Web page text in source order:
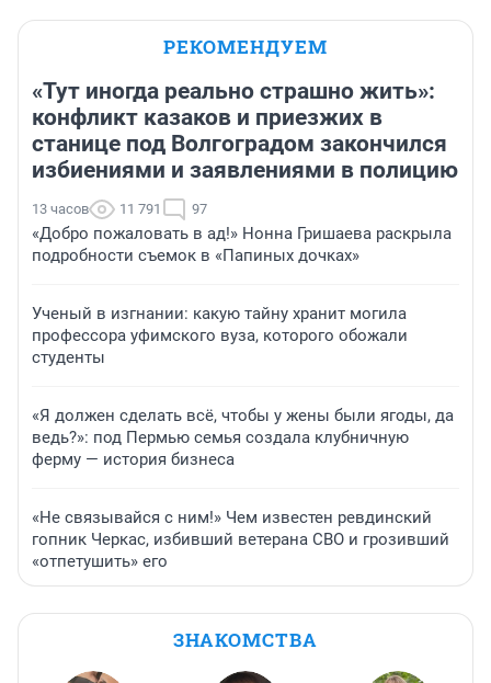
РЕКОМЕНДУЕМ
«Тут иногда реально страшно жить»:
конфликт казаков и приезжих в
станице под Волгоградом закончился
избиениями и заявлениями в полицию
13 часов 11 791 97
«Добро пожаловать в ад!» Нонна Гришаева раскрыла
подробности съемок в «Папиных дочках»
Ученый в изгнании: какую тайну хранит могила
профессора уфимского вуза, которого обожали
студенты
«Я должен сделать всё, чтобы у жены были ягоды, да
ведь?»: под Пермью семья создала клубничную
ферму — история бизнеса
«Не связывайся с ним!» Чем известен ревдинский
гопник Черкас, избивший ветерана СВО и грозивший
«отпетушить» его
ЗНАКОМСТВА